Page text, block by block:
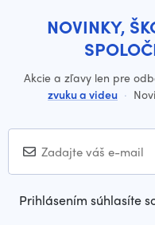
NOVINKY,
Akcie a zľavy len pre
zvuku a videu ·
Prihlásením súhlasíte